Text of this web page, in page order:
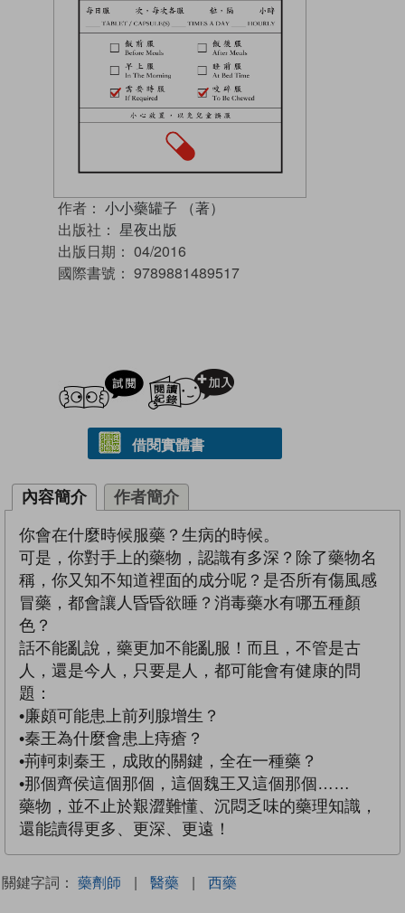
作者： 小小藥罐子 （著）
出版社： 星夜出版
出版日期： 04/2016
國際書號： 9789881489517
試閲
借閱實體書
內容簡介 作者簡介
你會在什麼時候服藥？生病的時候。
可是，你對手上的藥物，認識有多深？除了藥物名
稱，你又知不知道裡面的成分呢？是否所有傷風感
冒藥，都會讓人昏昏欲睡？消毒藥水有哪五種顏
色？
話不能亂說，藥更加不能亂服！而且，不管是古
人，還是今人，只要是人，都可能會有健康的問
題：
•廉頗可能患上前列腺增生？
•秦王為什麼會患上痔瘡？
•荊軻刺秦王，成敗的關鍵，全在一種藥？
•那個齊侯這個那個，這個魏王又這個那個……
藥物，並不止於艱澀難懂、沉悶乏味的藥理知識，
還能讀得更多、更深、更遠！
關鍵字詞： 藥劑師 | 醫藥 | 西藥